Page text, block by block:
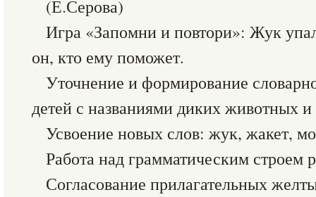
(Е.Серова)
Игра «Запомни и повтори»: Жук
он, кто ему поможет.
Уточнение и формирование
детей с названиями диких животных
Усвоение новых слов: жук, жакет,
Работа над грамматическим строем
Согласование прилагательных